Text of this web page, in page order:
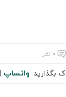
۰ نظر
بگذارید: واتساپ |